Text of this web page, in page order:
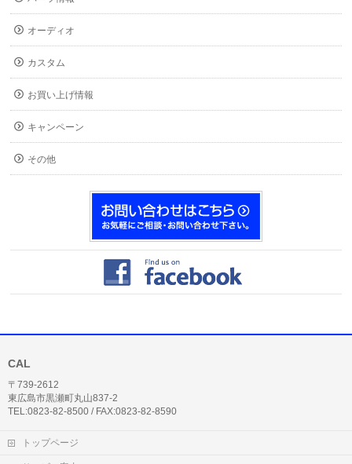
オーディオ
カスタム
お買い上げ情報
キャンペーン
その他
CAL
〒739-2612
東広島市黒瀬町丸山837-2
TEL:0823-82-8500 / FAX:0823-82-8590
トップページ